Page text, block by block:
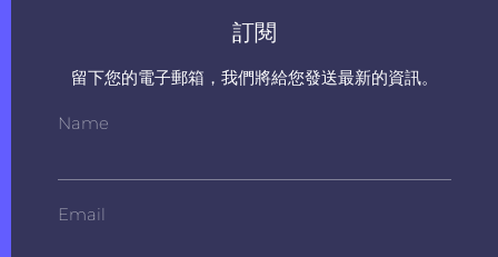
訂閱
留下您的電子郵箱，我們將給您發送最新的資訊。
Name
Email